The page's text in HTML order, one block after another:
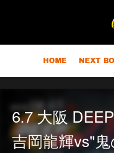
HOME NEXT
6.7 大阪
吉岡龍輝vs"